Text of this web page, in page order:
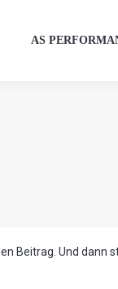
AS
Beitrag. Und dann